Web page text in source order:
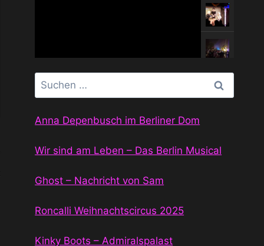
Suchen
nach:
Anna Depenbusch im Berliner Dom
Wir sind am Leben – Das Berlin Musical
Ghost – Nachricht von Sam
Roncalli Weihnachtscircus 2025
Kinky Boots – Admiralspalast